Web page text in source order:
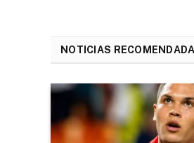
NOTICIAS